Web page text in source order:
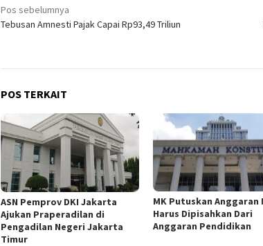
Navigasi
pos
Pos sebelumnya
Tebusan Amnesti Pajak Capai Rp93,49 Triliun
POS TERKAIT
ASN Pemprov DKI Jakarta
Ajukan Praperadilan di
Pengadilan Negeri Jakarta
Timur
MK Putuskan Anggaran
Harus Dipisahkan Dari
Anggaran Pendidikan